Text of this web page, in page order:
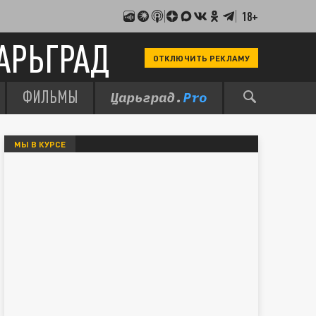
18+
ОТКЛЮЧИТЬ РЕКЛАМУ
ФИЛЬМЫ
МЫ В КУРСЕ